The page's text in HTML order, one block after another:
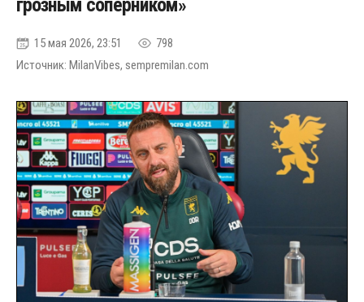
грозным соперником»
15 мая 2026, 23:51
798
Источник: MilanVibes, sempremilan.com